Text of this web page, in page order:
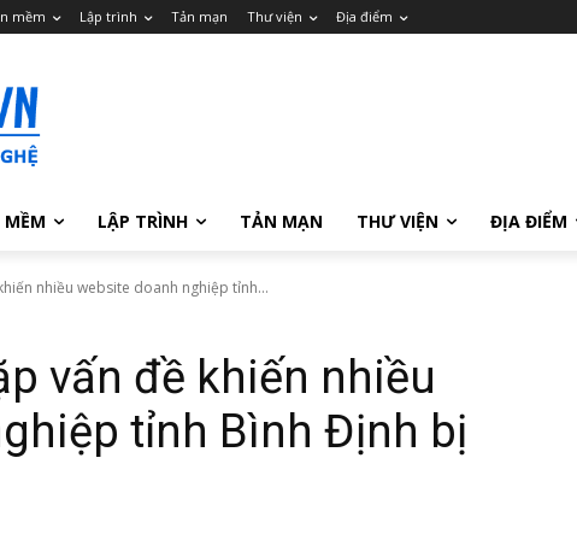
mềm Lập trình Tản mạn Thư viện Địa điểm
MỀM LẬP TRÌNH TẢN MẠN THƯ VIỆN ĐỊA ĐIỂM
nhiều website doanh nghiệp tỉnh...
vấn đề khiến nhiều
tỉnh Bình Định bị